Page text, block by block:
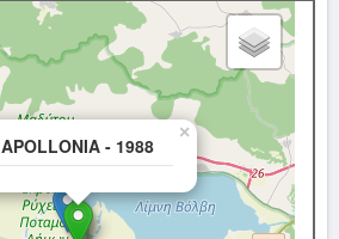
APOLLONIA - 1988
×